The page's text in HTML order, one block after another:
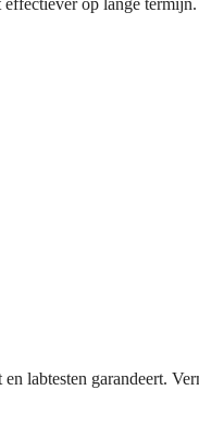
labtesten garandeert.